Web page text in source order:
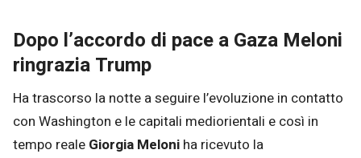
Dopo l’accordo di pace a Gaza Meloni
ringrazia Trump
Ha trascorso la notte a seguire l’evoluzione in contatto
con Washington e le capitali mediorientali e così in
tempo reale Giorgia Meloni ha ricevuto la